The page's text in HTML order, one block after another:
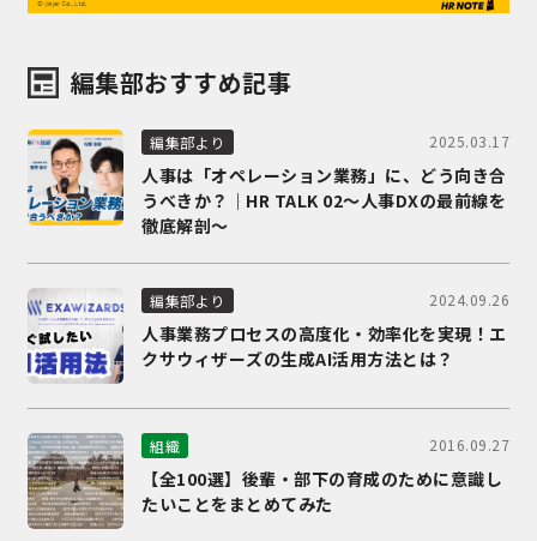
編集部おすすめ記事
編集部より 2025.03.17
人事は「オペレーション業務」に、どう向き合
うべきか？｜HR TALK 02～人事DXの最前線を
徹底解剖～
編集部より 2024.09.26
人事業務プロセスの高度化・効率化を実現！エ
クサウィザーズの生成AI活用方法とは？
組織 2016.09.27
【全100選】後輩・部下の育成のために意識し
たいことをまとめてみた